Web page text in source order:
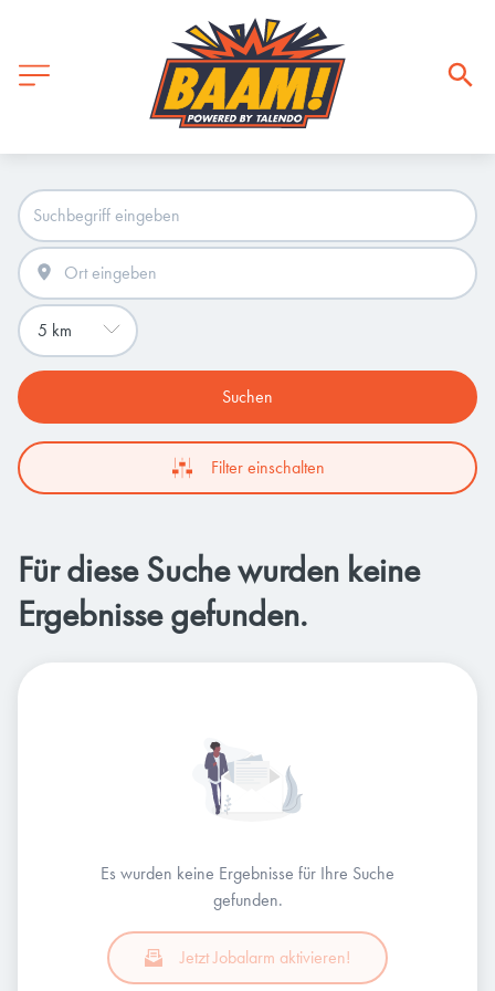
Suchen
Filter einschalten
Für diese Suche wurden keine
Ergebnisse gefunden.
Es wurden keine Ergebnisse für Ihre Suche
gefunden.
Jetzt Jobalarm aktivieren!